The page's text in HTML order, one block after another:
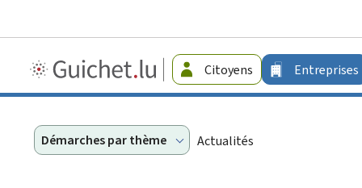
Guichet.lu
-
Citoyens Entreprises
Démarches par thème Actualités